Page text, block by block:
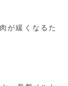
が緩くなるた